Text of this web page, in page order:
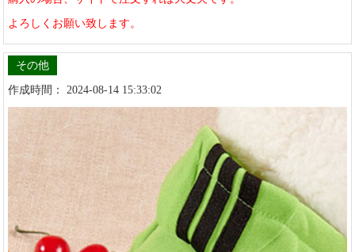
よろしくお願い致します。
その他
作成時間： 2024-08-14 15:33:02